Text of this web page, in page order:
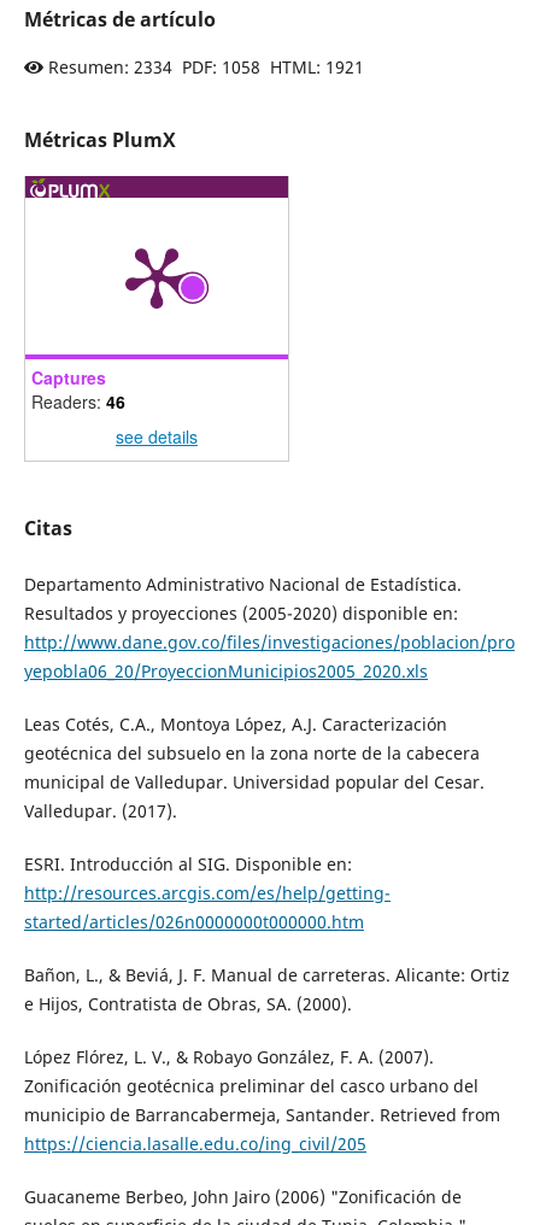
Métricas de artículo
Resumen: 2334 PDF: 1058 HTML: 1921
Métricas PlumX
Captures
Readers: 46
see details
Citas
Departamento Administrativo Nacional de Estadística.
Resultados y proyecciones (2005-2020) disponible en:
http://www.dane.gov.co/files/investigaciones/poblacion/pro
yepobla06_20/ProyeccionMunicipios2005_2020.xls
Leas Cotés, C.A., Montoya López, A.J. Caracterización
geotécnica del subsuelo en la zona norte de la cabecera
municipal de Valledupar. Universidad popular del Cesar.
Valledupar. (2017).
ESRI. Introducción al SIG. Disponible en:
http://resources.arcgis.com/es/help/getting-
started/articles/026n0000000t000000.htm
Bañon, L., & Beviá, J. F. Manual de carreteras. Alicante: Ortiz
e Hijos, Contratista de Obras, SA. (2000).
López Flórez, L. V., & Robayo González, F. A. (2007).
Zonificación geotécnica preliminar del casco urbano del
municipio de Barrancabermeja, Santander. Retrieved from
https://ciencia.lasalle.edu.co/ing_civil/205
Guacaneme Berbeo, John Jairo (2006) "Zonificación de